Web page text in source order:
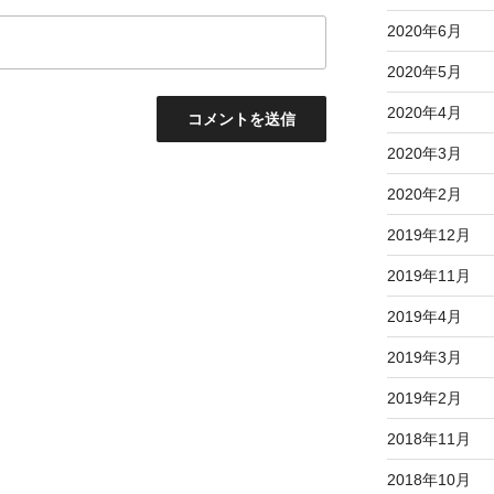
2020年6月
2020年5月
2020年4月
2020年3月
2020年2月
2019年12月
2019年11月
2019年4月
2019年3月
2019年2月
2018年11月
2018年10月